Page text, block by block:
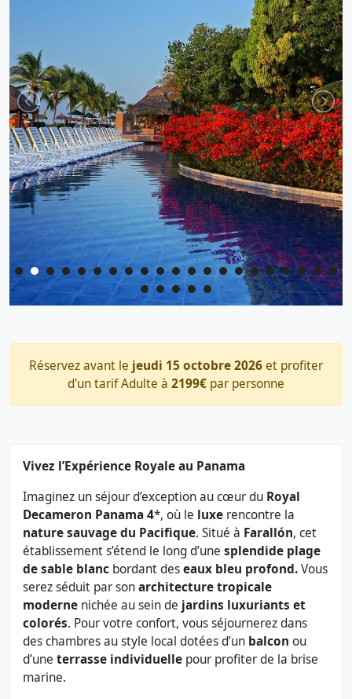
Réservez avant le jeudi 15 octobre 2026et profiter
d'un tarif Adulte à 2199€ par personne
Vivez l’Expérience Royale au Panama
Imaginez un séjour d’exception au cœur du Royal
Decameron Panama 4*, où le luxe rencontre la
nature sauvage du Pacifique. Situé à Farallón, cet
établissement s’étend le long d’une splendide plage
de sable blanc bordant deseaux bleu profond.Vous
serez séduit par sonarchitecture tropicale
moderne nichée au sein de jardins luxuriants et
colorés. Pour votre confort, vous séjournerez dans
des chambres au style local dotées d’un balcon ou
d’une terrasse individuelle pour profiter de la brise
marine.